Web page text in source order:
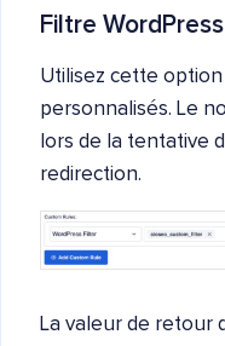
Filtre WordPress
Utilisez cette
personnalisés. Le
lors de la tentative
redirection.
La valeur de retour